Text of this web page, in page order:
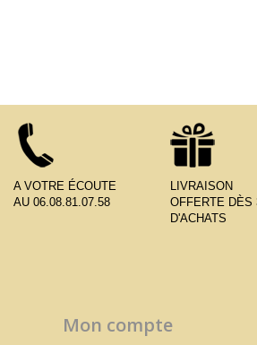
A VOTRE ÉCOUTE
AU 06.08.81.07.58
LIVRAISON
OFFERTE DÈS
D'ACHATS
Mon compte